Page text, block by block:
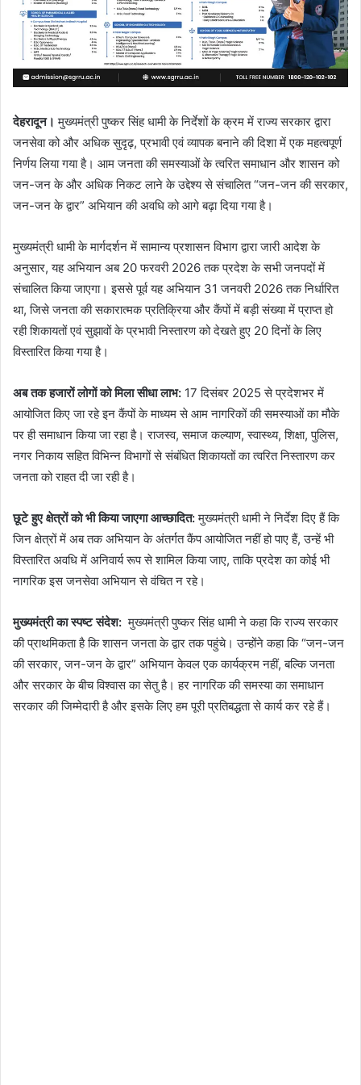
देहरादून।मुख्यमंत्री पुष्कर सिंह धामी के निर्देशों के क्रम में राज्य सरकार द्वारा
जनसेवा को और अधिक सुदृढ़, प्रभावी एवं व्यापक बनाने की दिशा में एक महत्वपूर्ण
निर्णय लिया गया है। आम जनता की समस्याओं के त्वरित समाधान और शासन को
जन-जन के और अधिक निकट लाने के उद्देश्य से संचालित “जन-जन की सरकार,
जन-जन के द्वार” अभियान की अवधि को आगे बढ़ा दिया गया है।
मुख्यमंत्री धामी के मार्गदर्शन में सामान्य प्रशासन विभाग द्वारा जारी आदेश के
अनुसार, यह अभियान अब 20 फरवरी 2026 तक प्रदेश के सभी जनपदों में
संचालित किया जाएगा। इससे पूर्व यह अभियान 31 जनवरी 2026 तक निर्धारित
था, जिसे जनता की सकारात्मक प्रतिक्रिया और कैंपों में बड़ी संख्या में प्राप्त हो
रही शिकायतों एवं सुझावों के प्रभावी निस्तारण को देखते हुए 20 दिनों के लिए
विस्तारित किया गया है।
अब तक हजारों लोगों को मिला सीधा लाभ: 17 दिसंबर 2025 से प्रदेशभर में
आयोजित किए जा रहे इन कैंपों के माध्यम से आम नागरिकों की समस्याओं का मौके
पर ही समाधान किया जा रहा है। राजस्व, समाज कल्याण, स्वास्थ्य, शिक्षा, पुलिस,
नगर निकाय सहित विभिन्न विभागों से संबंधित शिकायतों का त्वरित निस्तारण कर
जनता को राहत दी जा रही है।
छूटे हुए क्षेत्रों को भी किया जाएगा आच्छादित:मुख्यमंत्री धामी ने निर्देश दिए हैं कि
जिन क्षेत्रों में अब तक अभियान के अंतर्गत कैंप आयोजित नहीं हो पाए हैं, उन्हें भी
विस्तारित अवधि में अनिवार्य रूप से शामिल किया जाए, ताकि प्रदेश का कोई भी
नागरिक इस जनसेवा अभियान से वंचित न रहे।
मुख्यमंत्री का स्पष्ट संदेश:मुख्यमंत्री पुष्कर सिंह धामी ने कहा कि राज्य सरकार
की प्राथमिकता है कि शासन जनता के द्वार तक पहुंचे। उन्होंने कहा कि “जन-जन
की सरकार, जन-जन के द्वार” अभियान केवल एक कार्यक्रम नहीं, बल्कि जनता
और सरकार के बीच विश्वास का सेतु है। हर नागरिक की समस्या का समाधान
सरकार की जिम्मेदारी है और इसके लिए हम पूरी प्रतिबद्धता से कार्य कर रहे हैं।